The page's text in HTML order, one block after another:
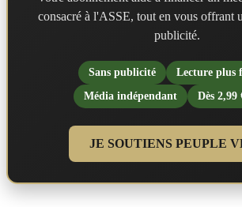
consacré à l'ASSE, tout en vous offrant
publicité.
Sans publicité
Lecture plus
Média indépendant
Dès 2,99
JE SOUTIENS PEUPLE